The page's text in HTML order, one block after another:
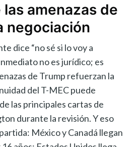
amenazas de
negociación
dice “no sé si lo voy a
no es jurídico; es
de Trump refuerzan la
del T-MEC puede
las principales cartas de
durante la revisión. Y eso
México y Canadá llegan